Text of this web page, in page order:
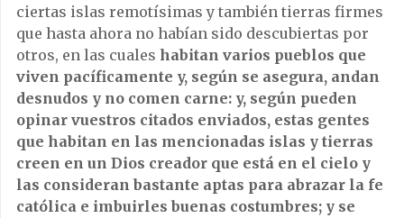
ciertas islas remotísimas y también tierras firmes
que hasta ahora no habían sido descubiertas por
otros, en las cuales habitan varios pueblos que
viven pacíficamente y, según se asegura, andan
desnudos y no comen carne: y, según pueden
opinar vuestros citados enviados, estas gentes
que habitan en las mencionadas islas y tierras
creen en un Dios creador que está en el cielo y
las consideran bastante aptas para abrazar la fe
católica e imbuirles buenas costumbres; y se